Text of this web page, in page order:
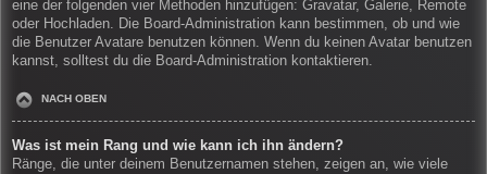
eine der folgenden vier Methoden hinzufügen: Gravatar, Galerie, Remote
oder Hochladen. Die Board-Administration kann bestimmen, ob und wie
die Benutzer Avatare benutzen können. Wenn du keinen Avatar benutzen
kannst, solltest du die Board-Administration kontaktieren.
NACH OBEN
Was ist mein Rang und wie kann ich ihn ändern?
Ränge, die unter deinem Benutzernamen stehen, zeigen an, wie viele